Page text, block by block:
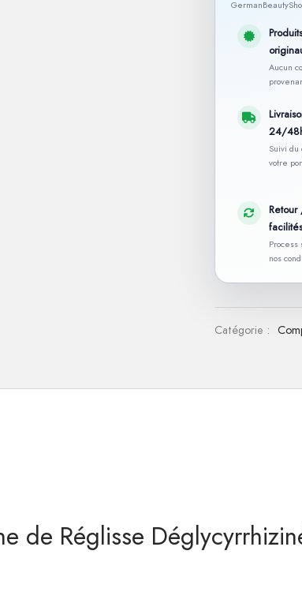
Aucun
24/
Suivi du
votre
facilités
nos
Catégorie :
de Réglisse